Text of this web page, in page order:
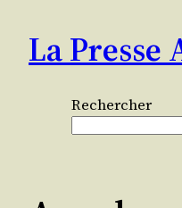
contenu
La Presse
Rechercher